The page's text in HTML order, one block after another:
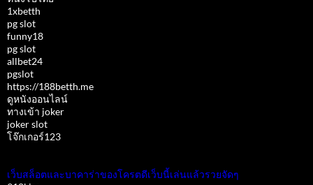
1xbetth
pg slot
funny18
pg slot
allbet24
pgslot
https://188betth.me
ดูหนังออนไลน์
ทางเข้า joker
joker slot
โจ๊กเกอร์123
เว็บสล็อตและบาคาร่าของโครตดีเว็บนี้เล่นแล้วรวยจัดๆ